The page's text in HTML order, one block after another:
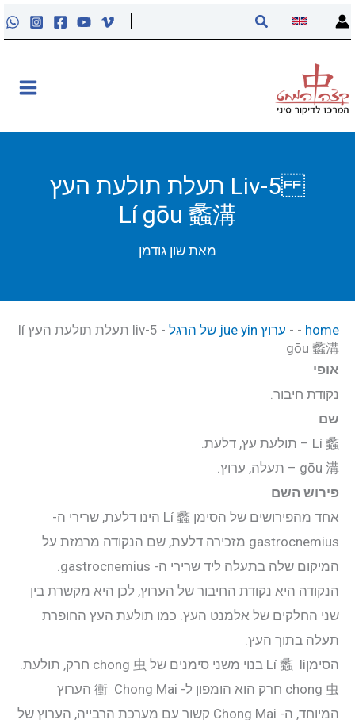
דילוג
לתוכן
חיפוש
Liv-5 תעלת תולעת העץ
Lí gōu 蠡溝
מאת שון גודמן
home
-
- ערוץ jue yin של הרגל -
liv-5 תעלת תולעת העץ lí
gōu 蠡溝
אופי
נקודת חיבור.
שם
Lí 蠡 – תולעת עץ, דלעת.
gōu 溝 – תעלה, ערוץ.
פירוש השם
אחד מהפירושים של הסימן Lí 蠡 הינו דלעת, שרירי ה-
gastrocnemius מזכירה דלעת, שם הנקודה מרמזת על
המיקום שלה בתעלה ליד שרירי ה- gastrocnemius
הנקודה היא נקודת החיבור של הערוץ, לכן היא מקשרת בין
שני החלקים של אלמנט העץ. כמו תולעת העץ החופרת
תעלה בתוך העץ
הסימןLí 蠡 li בנוי משני סימנים של chong 虫 חרק, תולעת.
chong 虫 חרק הוא הומפון ל- 衝 Chong Mai הערוץ
המיוחד, ה- Chong Mai קשור עם מערכת הרבייה, הערוץ של
פוסטים
מאסטר טונג
קליניקה
מאסטר טונג